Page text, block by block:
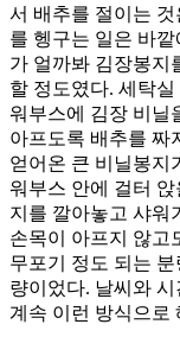
서 배추를 절이는
를 헹구는 일은 바
가 얼까봐 김장봉지
할 정도였다. 세탁
워부스에 김장 비닐
아프도록 배추를 짜
얻어온 큰 비닐봉지
워부스 안에 걸터
지를 깔아놓고 샤워
손목이 아프지 않고
무포기 정도 되는
량이었다. 날씨와
계속 이런 방식으로